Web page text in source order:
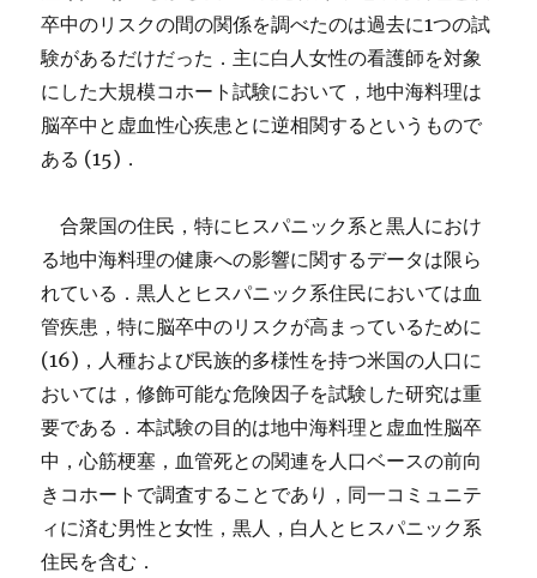
卒中のリスクの間の関係を調べたのは過去に1つの試
験があるだけだった．主に白人女性の看護師を対象
にした大規模コホート試験において，地中海料理は
脳卒中と虚血性心疾患とに逆相関するというもので
ある (15)．
合衆国の住民，特にヒスパニック系と黒人におけ
る地中海料理の健康への影響に関するデータは限ら
れている．黒人とヒスパニック系住民においては血
管疾患，特に脳卒中のリスクが高まっているために
(16)，人種および民族的多様性を持つ米国の人口に
おいては，修飾可能な危険因子を試験した研究は重
要である．本試験の目的は地中海料理と虚血性脳卒
中，心筋梗塞，血管死との関連を人口ベースの前向
きコホートで調査することであり，同一コミュニテ
ィに済む男性と女性，黒人，白人とヒスパニック系
住民を含む．